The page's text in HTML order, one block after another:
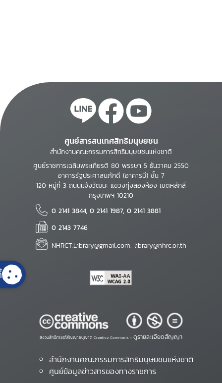
ศูนย์สารสนเทศสิทธิมนุษยชน
สำนักงานคณะกรรมการสิทธิมนุษยชนแห่งชาติ
ศูนย์ราชการเฉลิมพระเกียรติ 80 พรรษา 5 ธันวาคม 2550
อาคารรัฐประศาสนภักดี (อาคารบี) ชั้น 7
120 หมู่ที่ 3 ถนนแจ้งวัฒนะ แขวงทุ่งสองห้อง เขตหลักสี่
กรุงเทพฯ 10210
0 2141 3844, 0 2141 1987, 0 2141 3881
0 2143 7746
NHRCT.Library@gmail.com; library@nhrc.or.th
สงวนสิทธิ์ภายใต้สัญญาอนุญาต Creative Commons • ดูรายละเอียดสัญญา
สำนักงานคณะกรรมการสิทธิมนุษยชนแห่งชาติ
ศูนย์ข้อมูลข่าวสารของทางราชการ